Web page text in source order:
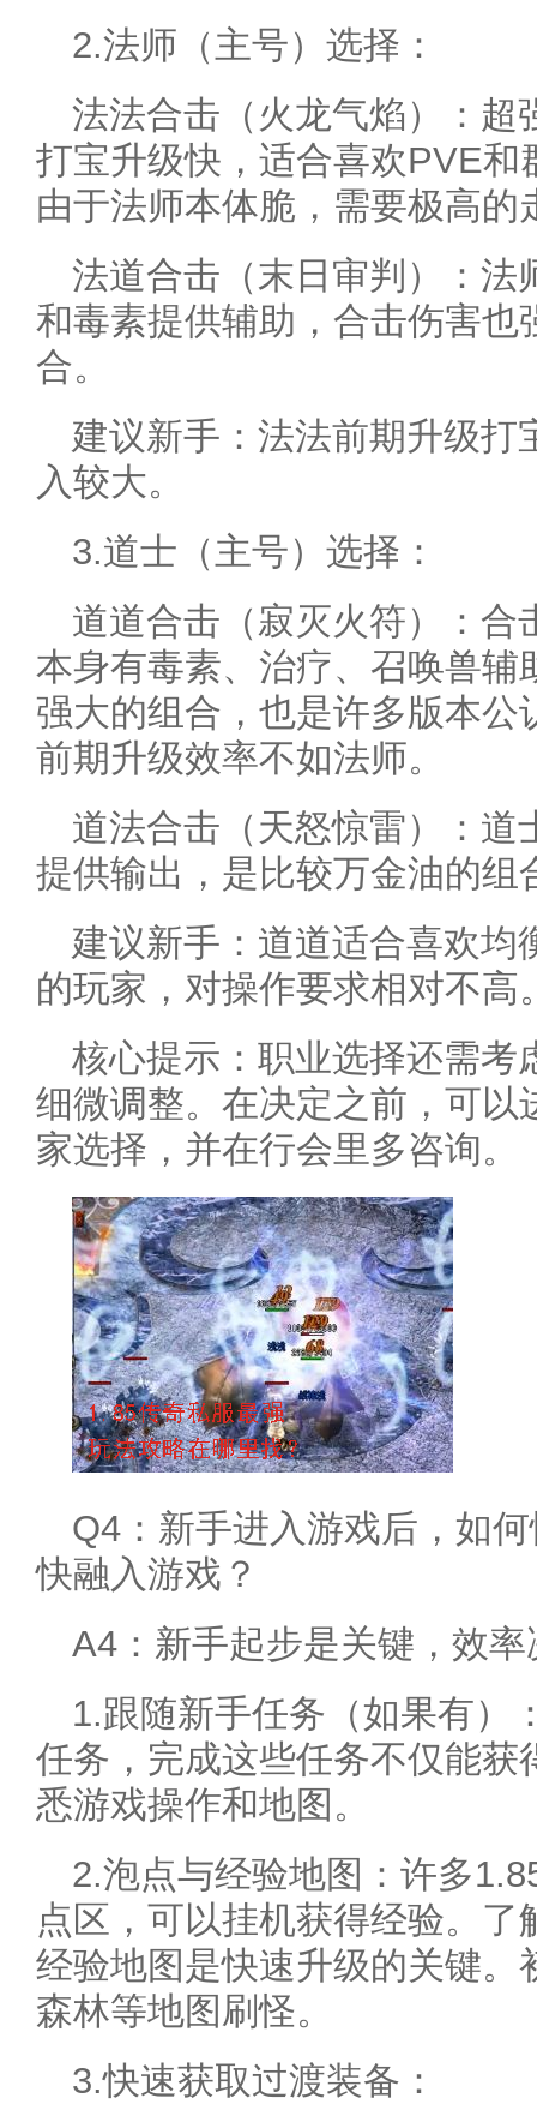
2.法师（主号）选择：
法法合击（火龙气焰）：超
打宝升级快，适合喜欢PVE
由于法师本体脆，需要极高的
法道合击（末日审判）：法
和毒素提供辅助，合击伤害也
合。
建议新手：法法前期升级打
入较大。
3.道士（主号）选择：
道道合击（寂灭火符）：合
本身有毒素、治疗、召唤兽
强大的组合，也是许多版本公
前期升级效率不如法师。
道法合击（天怒惊雷）：道
提供输出，是比较万金油的组
建议新手：道道适合喜欢均
的玩家，对操作要求相对不高
核心提示：职业选择还需考
细微调整。在决定之前，可以
家选择，并在行会里多咨询。
Q4：新手进入游戏后，如
快融入游戏？
A4：新手起步是关键，效
1.跟随新手任务（如果有）
任务，完成这些任务不仅能获
悉游戏操作和地图。
2.泡点与经验地图：许多
点区，可以挂机获得经验。
经验地图是快速升级的关键。
森林等地图刷怪。
3.快速获取过渡装备：